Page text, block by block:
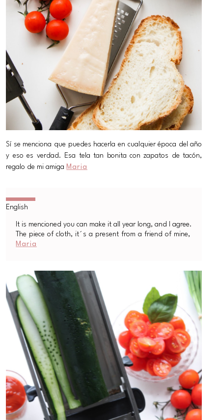
Sí se menciona que puedes hacerla en cualquier época del año
y eso es verdad. Esa tela tan bonita con zapatos de tacón,
regalo de mi amiga Maria
It is mencioned you can make it all year long, and I agree.
The piece of cloth, it´s a present from a friend of mine,
Maria